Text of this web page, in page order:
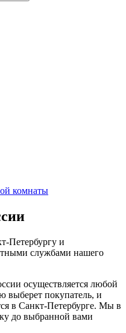
комнаты
Петербургу и
службами нашего
осуществляется любой
выберет покупатель, и
в Санкт-Петербурге. Мы в
до выбранной вами